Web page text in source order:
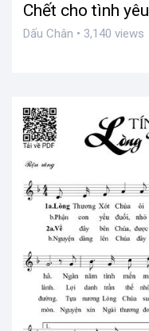
Chết cho tình yêu
Dấu Chân • 3,140 views